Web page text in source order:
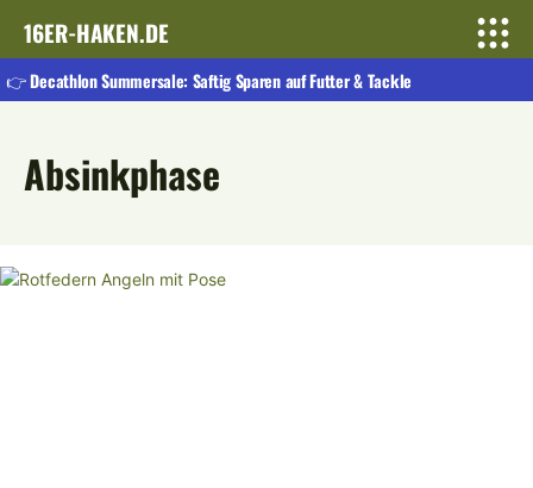
16ER-HAKEN.DE
👉 Decathlon Summersale: Saftig Sparen auf Futter & Tackle
Absinkphase